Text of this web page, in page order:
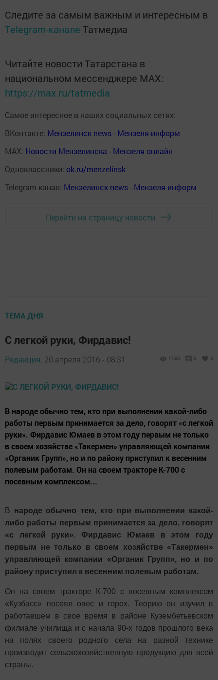
Следите за самым важным и интересным в
Telegram-канале Татмедиа
Читайте новости Татарстана в
национальном мессенджере MАХ:
https://max.ru/tatmedia
Самое интересное в наших социальных сетях:
ВКонтакте: Мензелинск news - Мензеля-информ
MAX: Новости Мензелинска - Мензеля онлайн
Одноклассники: ok.ru/menzelinsk
Telegram-канал: Мензелинск news - Мензеля-информ
Перейти на страницу новости
ТЕМА ДНЯ
С легкой руки, Фирдавис!
Редакция, 20 апреля 2016 - 08:31 1180 0 0
В народе обычно тем, кто при выполнении какой-либо
работы первым принимается за дело, говорят «с легкой
руки». Фирдавис Юмаев в этом году первым не только
в своем хозяйстве «Такермен» управляющей компании
«Органик Групп», но и по району приступил к весенним
полевым работам. Он на своем тракторе К-700 с
посевным ком­плексом...
В народе обычно тем, кто при выполнении какой-
либо работы первым принимается за дело, говорят
«с легкой руки». Фирдавис Юмаев в этом году
первым не только в своем хозяйстве «Такермен»
управляющей компании «Органик Групп», но и по
району приступил к весенним полевым работам.
Он на своем тракторе К-700 с посевным ком­плексом
«Кузбасс» посеял овес и горох. Теорию он изучил в
работавшем в свое время в районе Кузембетьевском
филиале училища и с начала 90-х годов прошлого века
на полях своего род­ного села на разной технике
производит сельско­хозяйственную продукцию для всей
страны.